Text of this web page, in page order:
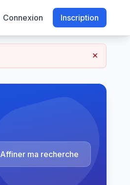
Connexion Inscription
×
Affiner ma recherche